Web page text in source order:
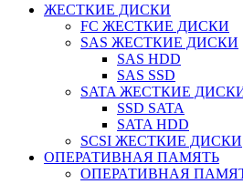
ЖЕСТКИЕ ДИСКИ
FC ЖЕСТКИЕ ДИСКИ
SAS ЖЕСТКИЕ ДИСКИ
SAS HDD
SAS SSD
SATA ЖЕСТКИЕ
SSD SATA
SATA HDD
SCSI ЖЕСТКИЕ ДИСКИ
ОПЕРАТИВНАЯ ПАМЯТЬ
ОПЕРАТИВНАЯ